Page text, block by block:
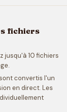
fichiers
jusqu'à 10 fichiers
convertis l'un
en direct. Les